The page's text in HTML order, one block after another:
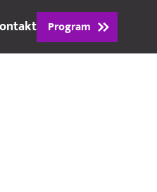
Program